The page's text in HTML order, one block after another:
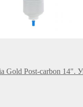
Gold Post-carbon 14".